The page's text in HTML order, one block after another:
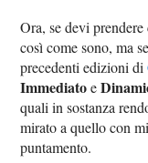
Ora, se devi
così come sono, ma
precedenti edizioni di
Immediatoe
quali in sostanza
mirato a quello con
puntamento.